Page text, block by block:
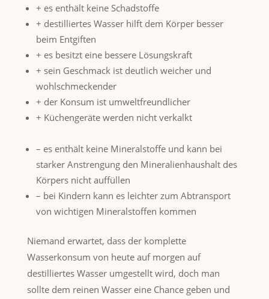
+ es enthält keine Schadstoffe
+ destilliertes Wasser hilft dem Körper besser
beim Entgiften
+ es besitzt eine bessere Lösungskraft
+ sein Geschmack ist deutlich weicher und
wohlschmeckender
+ der Konsum ist umweltfreundlicher
+ Küchengeräte werden nicht verkalkt
– es enthält keine Mineralstoffe und kann bei
starker Anstrengung den Mineralienhaushalt des
Körpers nicht auffüllen
– bei Kindern kann es leichter zum Abtransport
von wichtigen Mineralstoffen kommen
Niemand erwartet, dass der komplette
Wasserkonsum von heute auf morgen auf
destilliertes Wasser umgestellt wird, doch man
sollte dem reinen Wasser eine Chance geben und